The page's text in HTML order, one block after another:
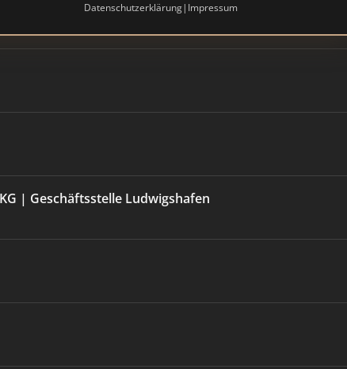
Datenschutzerklärung| Impressum
| Geschäftsstelle Ludwigshafen